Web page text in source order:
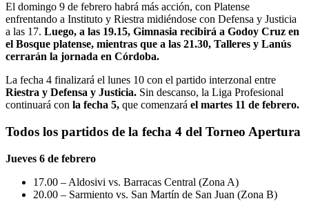
El domingo 9 de febrero habrá más acción, con Platense
enfrentando a Instituto y Riestra midiéndose con Defensa y Justicia
a las 17. Luego, a las 19.15, Gimnasia recibirá a Godoy Cruz en
el Bosque platense, mientras que a las 21.30, Talleres y Lanús
cerrarán la jornada en Córdoba.
La fecha 4 finalizará el lunes 10 con el partido interzonal entre
Riestra y Defensa y Justicia. Sin descanso, la Liga Profesional
continuará con la fecha 5, que comenzará el martes 11 de febrero.
Todos los partidos de la fecha 4 del Torneo Apertura
Jueves 6 de febrero
17.00 – Aldosivi vs. Barracas Central (Zona A)
20.00 – Sarmiento vs. San Martín de San Juan (Zona B)